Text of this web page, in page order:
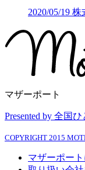
2020/05/19 株
マザーポート
Presented by 全国
COPYRIGHT 2015
マザーポー